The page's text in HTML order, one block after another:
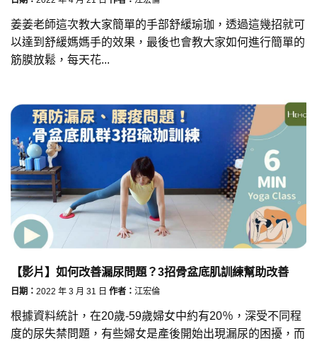
姜姜老師這次教大家簡單的手部舒緩瑜珈，透過這幾招就可
以達到舒緩媽媽手的效果，最後也會教大家如何進行簡單的
筋膜放鬆，每天花...
【影片】如何改善漏尿問題？3招骨盆底肌訓練幫助改善
日期： 2022 年 3 月 31 日 作者： 江宏倫
根據資料統計，在20歲-59歲婦女中約有20％，深受不同程
度的尿失禁問題，有些婦女是產後開始出現漏尿的困擾，而